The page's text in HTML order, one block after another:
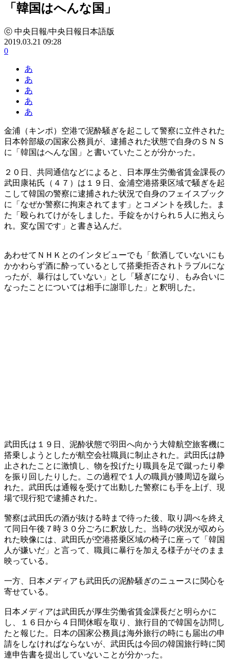
「韓国はへんな国」
ⓒ 中央日報/中央日報日本語版
2019.03.21 09:28
0
あ
あ
あ
あ
あ
金浦（キンポ）空港で泥酔騒ぎを起こして警察に立件された
日本幹部級の国家公務員が、逮捕された状態で自身のＳＮＳ
に「韓国はへんな国」と書いていたことが分かった。
２０日、共同通信などによると、日本厚生労働省賃金課長の
武田康祐氏（４７）は１９日、金浦空港搭乗区域で騒ぎを起
こして韓国の警察に逮捕された状況で自身のフェイスブック
に「なぜか警察に拘束されてます」とコメントを残した。ま
た「殴られてけがをしました。手錠をかけられ５人に抱えら
れ。変な国です」と書き込んだ。
あわせてＮＨＫとのインタビューでも「飲酒していないにも
かかわらず酒に酔っているとして搭乗拒否されトラブルにな
ったが、暴行はしていない」とし「騒ぎになり、もみ合いに
なったことについては相手に謝罪した」と釈明した。
武田氏は１９日、泥酔状態で羽田へ向かう大韓航空旅客機に
搭乗しようとしたが航空会社職員に制止された。武田氏は静
止されたことに激憤し、物を投げたり職員を足で蹴ったり拳
を振り回したりした。この過程で１人の職員が膝周辺を蹴ら
れた。武田氏は通報を受けて出動した警察にも手を上げ、現
場で現行犯で逮捕された。
警察は武田氏の酒が抜ける時まで待った後、取り調べを終え
て同日午後７時３０分ごろに釈放した。当時の状況が収めら
れた映像には、武田氏が空港搭乗区域の椅子に座って「韓国
人が嫌いだ」と言って、職員に暴行を加える様子がそのまま
映っている。
一方、日本メディアも武田氏の泥酔騒ぎのニュースに関心を
寄せている。
日本メディアは武田氏が厚生労働省賃金課長だと明らかに
し、１６日から４日間休暇を取り、旅行目的で韓国を訪問し
たと報じた。日本の国家公務員は海外旅行の時にも届出の申
請をしなければならないが、武田氏は今回の韓国旅行時に関
連申告書を提出していないことが分かった。